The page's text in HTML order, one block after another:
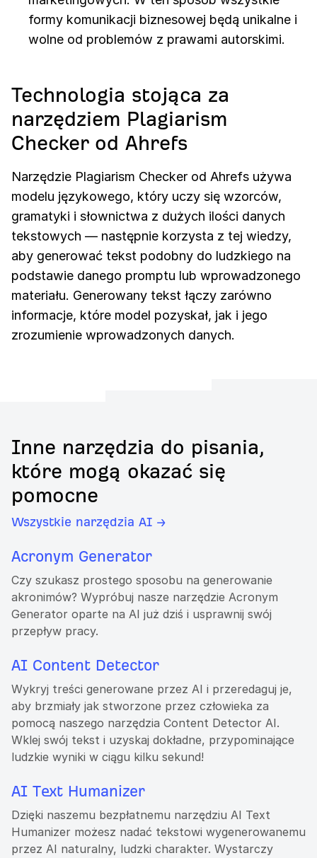
formy komunikacji biznesowej będą unikalne i
wolne od problemów z prawami autorskimi.
Technologia stojąca za
narzędziem Plagiarism
Checker od Ahrefs
Narzędzie Plagiarism Checker od Ahrefs używa
modelu językowego, który uczy się wzorców,
gramatyki i słownictwa z dużych ilości danych
tekstowych — następnie korzysta z tej wiedzy,
aby generować tekst podobny do ludzkiego na
podstawie danego promptu lub wprowadzonego
materiału. Generowany tekst łączy zarówno
informacje, które model pozyskał, jak i jego
zrozumienie wprowadzonych danych.
Inne narzędzia do pisania,
które mogą okazać się
pomocne
Wszystkie narzędzia AI →
Acronym Generator
Czy szukasz prostego sposobu na generowanie
akronimów? Wypróbuj nasze narzędzie Acronym
Generator oparte na AI już dziś i usprawnij swój
przepływ pracy.
AI Content Detector
Wykryj treści generowane przez AI i przeredaguj je,
aby brzmiały jak stworzone przez człowieka za
pomocą naszego narzędzia Content Detector AI.
Wklej swój tekst i uzyskaj dokładne, przypominające
ludzkie wyniki w ciągu kilku sekund!
AI Text Humanizer
Dzięki naszemu bezpłatnemu narzędziu AI Text
Humanizer możesz nadać tekstowi wygenerowanemu
przez AI naturalny, ludzki charakter. Wystarczy